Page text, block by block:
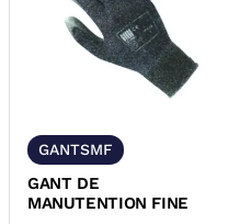
GANTSMF
GANT DE
MANUTENTION FINE